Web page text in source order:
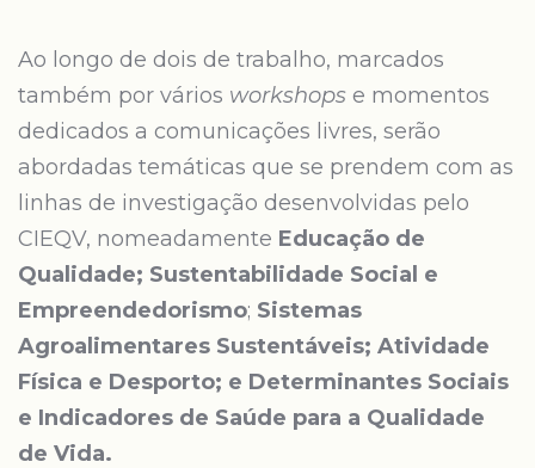
Ao longo de dois de trabalho, marcados
também por vários workshops e momentos
dedicados a comunicações livres, serão
abordadas temáticas que se prendem com as
linhas de investigação desenvolvidas pelo
CIEQV, nomeadamente Educação de
Qualidade; Sustentabilidade Social e
Empreendedorismo; Sistemas
Agroalimentares Sustentáveis; Atividade
Física e Desporto; e Determinantes Sociais
e Indicadores de Saúde para a Qualidade
de Vida.